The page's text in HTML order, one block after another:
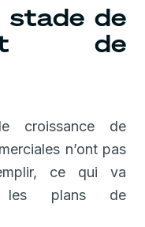
stade de
de
croissance de
n’ont pas
ce qui va
les plans de